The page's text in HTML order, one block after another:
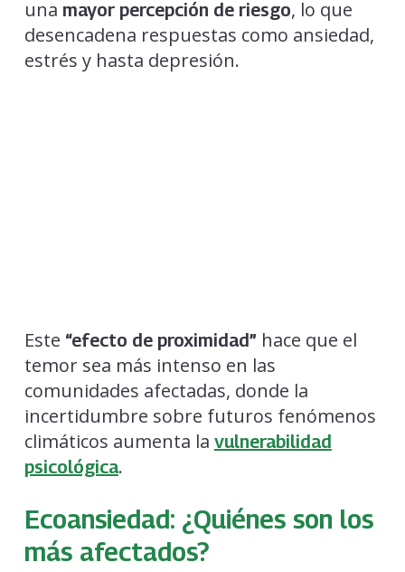
una mayor percepción de riesgo, lo que
desencadena respuestas como ansiedad,
estrés y hasta depresión.
Este “efecto de proximidad” hace que el
temor sea más intenso en las
comunidades afectadas, donde la
incertidumbre sobre futuros fenómenos
climáticos aumenta la vulnerabilidad
psicológica.
Ecoansiedad: ¿Quiénes son los
más afectados?